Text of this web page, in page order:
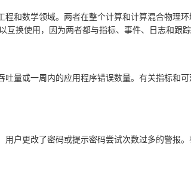
和数学领域。两者在整个计算和计算混合物理
换使用，因为两者都与指标、事件、日志和跟踪
量或一周内的应用程序错误数量。有关指标和
户更改了密码或提示密码尝试次数过多的警报